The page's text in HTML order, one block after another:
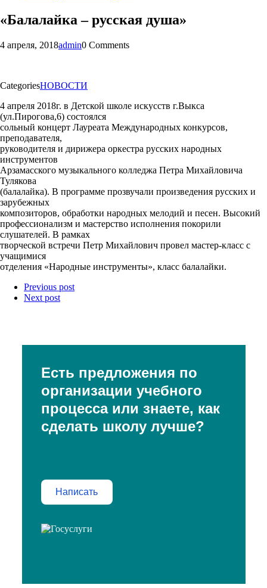
«Балалайка – русская душа»
4 апреля, 2018admin0 Comments
CategoriesНОВОСТИ
4 апреля 2018г. в Детской школе искусств г.Выкса
(ул.Пирогова,6) состоялся
сольный концерт Лауреата Международных конкурсов,
преподавателя,
руководителя и дирижера оркестра русских народных
инструментов
Арзамасского музыкального колледжа Петра Михайловича
Тулякова
(балалайка). В программе прозвучали произведения русских и
зарубежных
композиторов, обработки народных мелодий и песен. Высокий
профессионализм и мастерство исполнения покорили
слушателей. В рамках
творческой встречи Петр Михайлович провел мастер-класс с
учащимися
отделения «Народные инструменты», класс балалайки.
Previous post
Next post
Есть предложения по
организации учебного
процесса или знаете, как
сделать школу лучше?
Написать